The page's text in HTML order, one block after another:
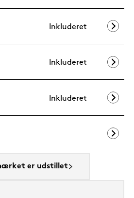
Inkluderet
Inkluderet
Inkluderet
er udstillet